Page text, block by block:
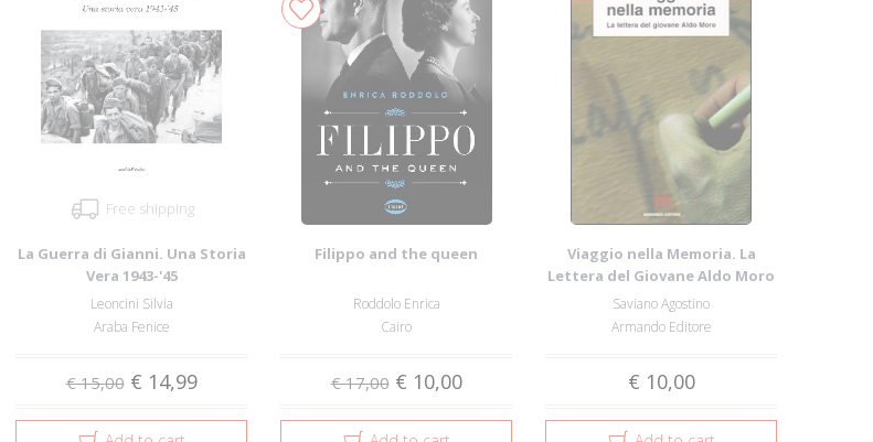
Free shipping
La Guerra di Gianni. Una Storia
Vera 1943-'45
Leoncini Silvia
Araba Fenice
€ 15,00 € 14,99
Filippo and the queen
Roddolo Enrica
Cairo
€ 17,00 € 10,00
Viaggio nella Memoria. La
Lettera del Giovane Aldo Moro
Saviano Agostino
Armando Editore
€ 10,00